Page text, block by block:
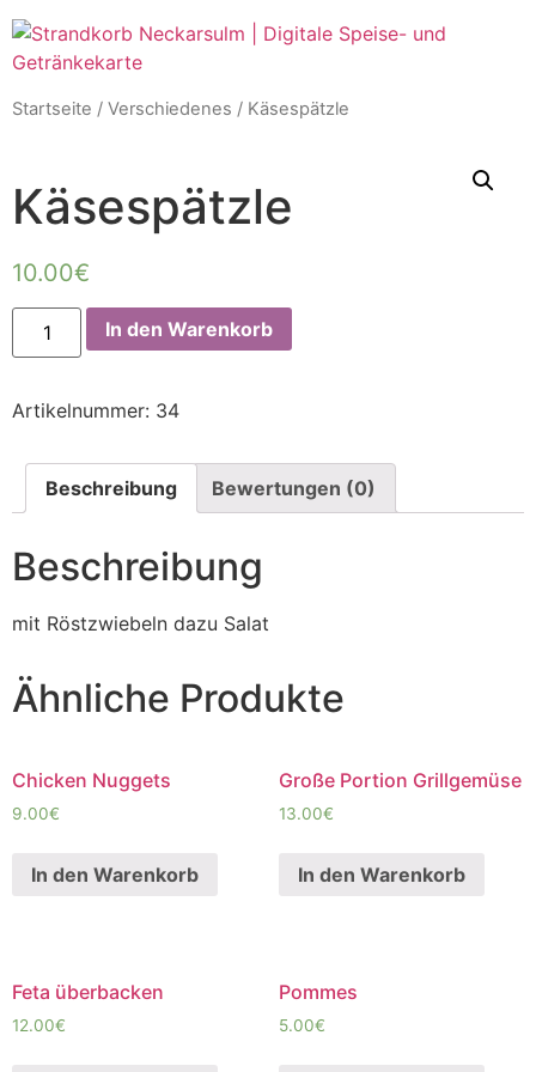
Startseite / Verschiedenes / Käsespätzle
Käsespätzle
10.00€
In den Warenkorb
Artikelnummer: 34
Beschreibung Bewertungen (0)
Beschreibung
mit Röstzwiebeln dazu Salat
Ähnliche Produkte
Chicken Nuggets
9.00€
In den Warenkorb
Große Portion Grillgemüse
13.00€
In den Warenkorb
Feta überbacken
12.00€
Pommes
5.00€